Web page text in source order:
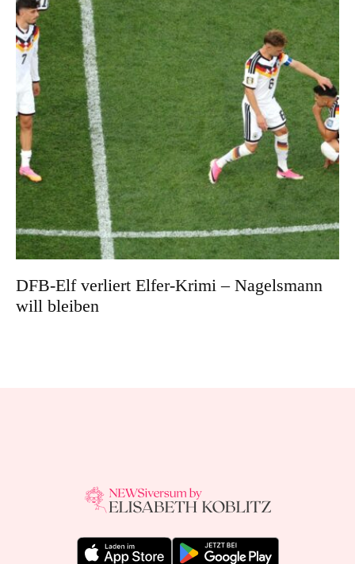
DFB-Elf verliert Elfer-Krimi – Nagelsmann
will bleiben